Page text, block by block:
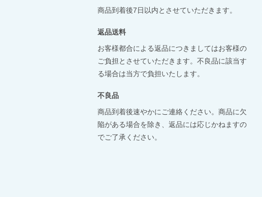
商品到着後7日以内とさせていただきます。
返品送料
お客様都合による返品につきましてはお客様の
ご負担とさせていただきます。不良品に該当す
る場合は当方で負担いたします。
不良品
商品到着後速やかにご連絡ください。商品に欠
陥がある場合を除き、返品には応じかねますの
でご了承ください。